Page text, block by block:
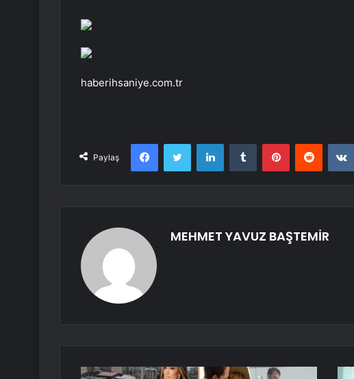
haberihsaniye.com.tr
Paylaş
FacebookTwitter LinkedInTumblr PinterestReddit
MEHMET YAVUZ BAŞTEMİR